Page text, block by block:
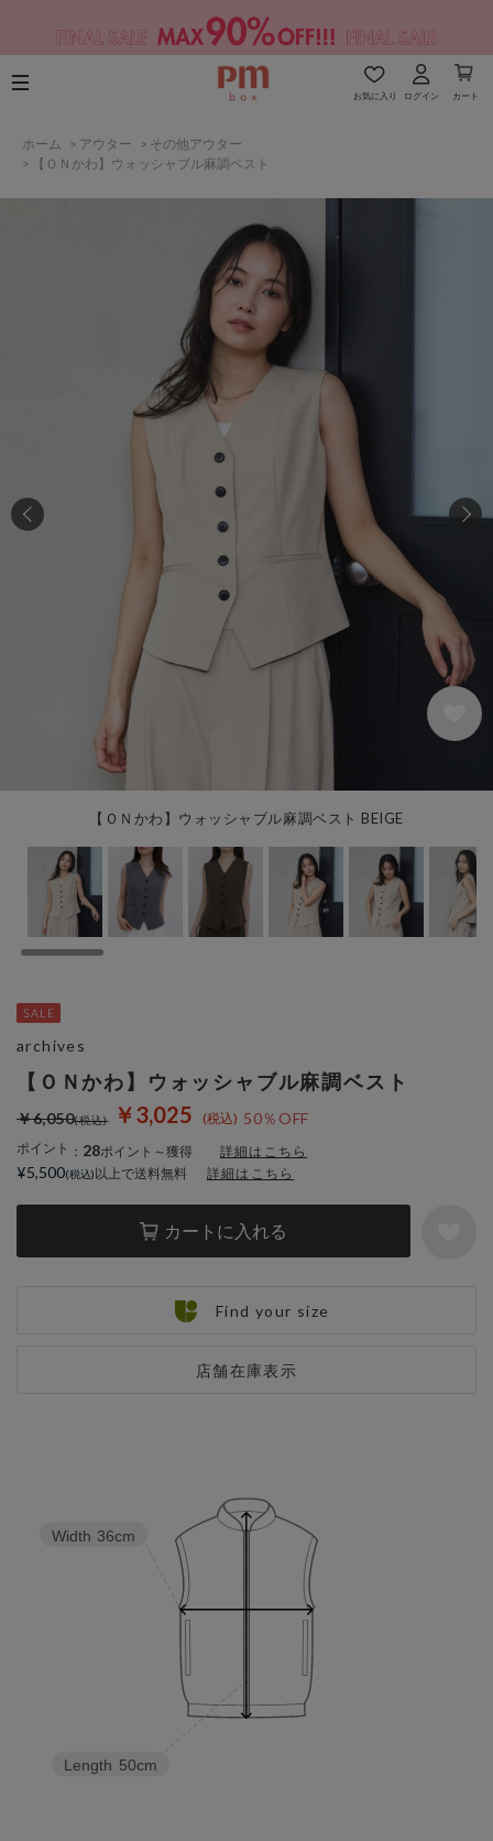
お気に入り ログイン カート
ホーム > アウター > その他アウター
>
【ＯＮかわ】ウォッシャブル麻調ベスト
【ＯＮかわ】ウォッシャブル麻調ベスト BEIGE
【ＯＮかわ】ウォッシャブル麻調ベスト
￥3,025 50％OFF
￥6,050
ポイント ： 28ポイント～獲得 詳細はこちら
カートに入れる
店舗在庫表示
archives
¥5,500 以上で送料無料 詳細はこちら
Find your size
Length 50cm
Width 36cm